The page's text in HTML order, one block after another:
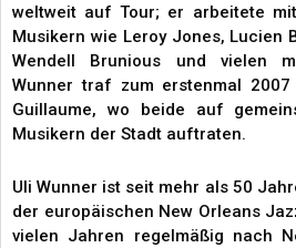
weltweit auf Tour; er arbeitete
Musikern wie Leroy Jones, Lucien
Wendell Brunious und vielen
Wunner traf zum erstenmal
Guillaume, wo beide auf
Musikern der Stadt auftraten.
Uli Wunner ist seit mehr als 50
der europäischen New Orleans
vielen Jahren regelmäßig nach